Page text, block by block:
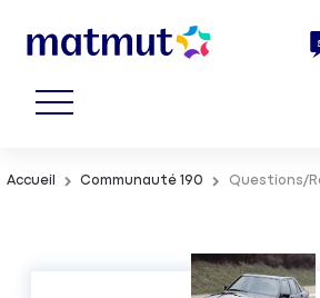
Accueil Communauté 190 Questions/